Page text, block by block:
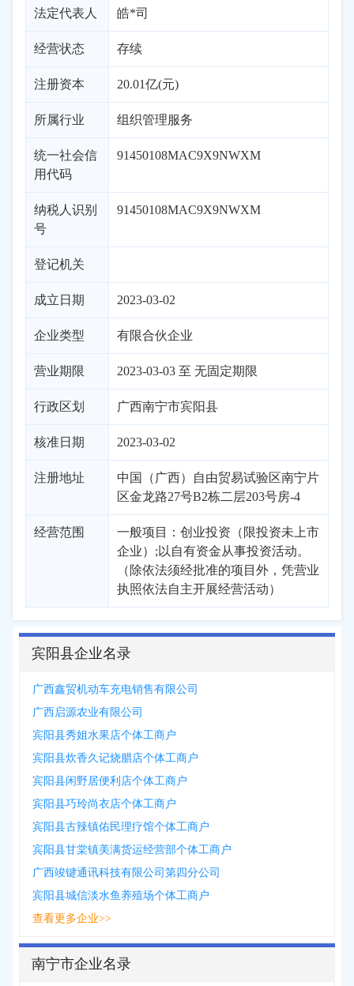
法定代表人 皓*司
经营状态 存续
注册资本 20.01亿(元)
所属行业 组织管理服务
统一社会信
用代码
91450108MAC9X9NWXM
纳税人识别
号
91450108MAC9X9NWXM
登记机关
成立日期 2023-03-02
企业类型 有限合伙企业
营业期限 2023-03-03 至 无固定期限
行政区划 广西南宁市宾阳县
核准日期 2023-03-02
注册地址
中国（广西）自由贸易试验区南宁片
区金龙路27号B2栋二层203号房-4
经营范围
一般项目：创业投资（限投资未上市
企业）;以自有资金从事投资活动。
（除依法须经批准的项目外，凭营业
执照依法自主开展经营活动）
宾阳县企业名录
广西鑫贸机动车充电销售有限公司
广西启源农业有限公司
宾阳县秀姐水果店个体工商户
宾阳县炊香久记烧腊店个体工商户
宾阳县闲野居便利店个体工商户
宾阳县巧玲尚衣店个体工商户
宾阳县古辣镇佑民理疗馆个体工商户
宾阳县甘棠镇美满货运经营部个体工商户
广西竣键通讯科技有限公司第四分公司
宾阳县城信淡水鱼养殖场个体工商户
查看更多企业>>
南宁市企业名录